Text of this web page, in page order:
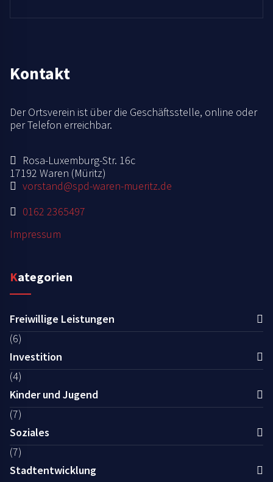
Kontakt
Der Ortsverein ist über die Geschäftsstelle, online oder
per Telefon erreichbar.
Rosa-Luxemburg-Str. 16c
17192 Waren (Müritz)
vorstand@spd-waren-mueritz.de
0162 2365497
Impressum
Kategorien
Freiwillige Leistungen
(6)
Investition
(4)
Kinder und Jugend
(7)
Soziales
(7)
Stadtentwicklung